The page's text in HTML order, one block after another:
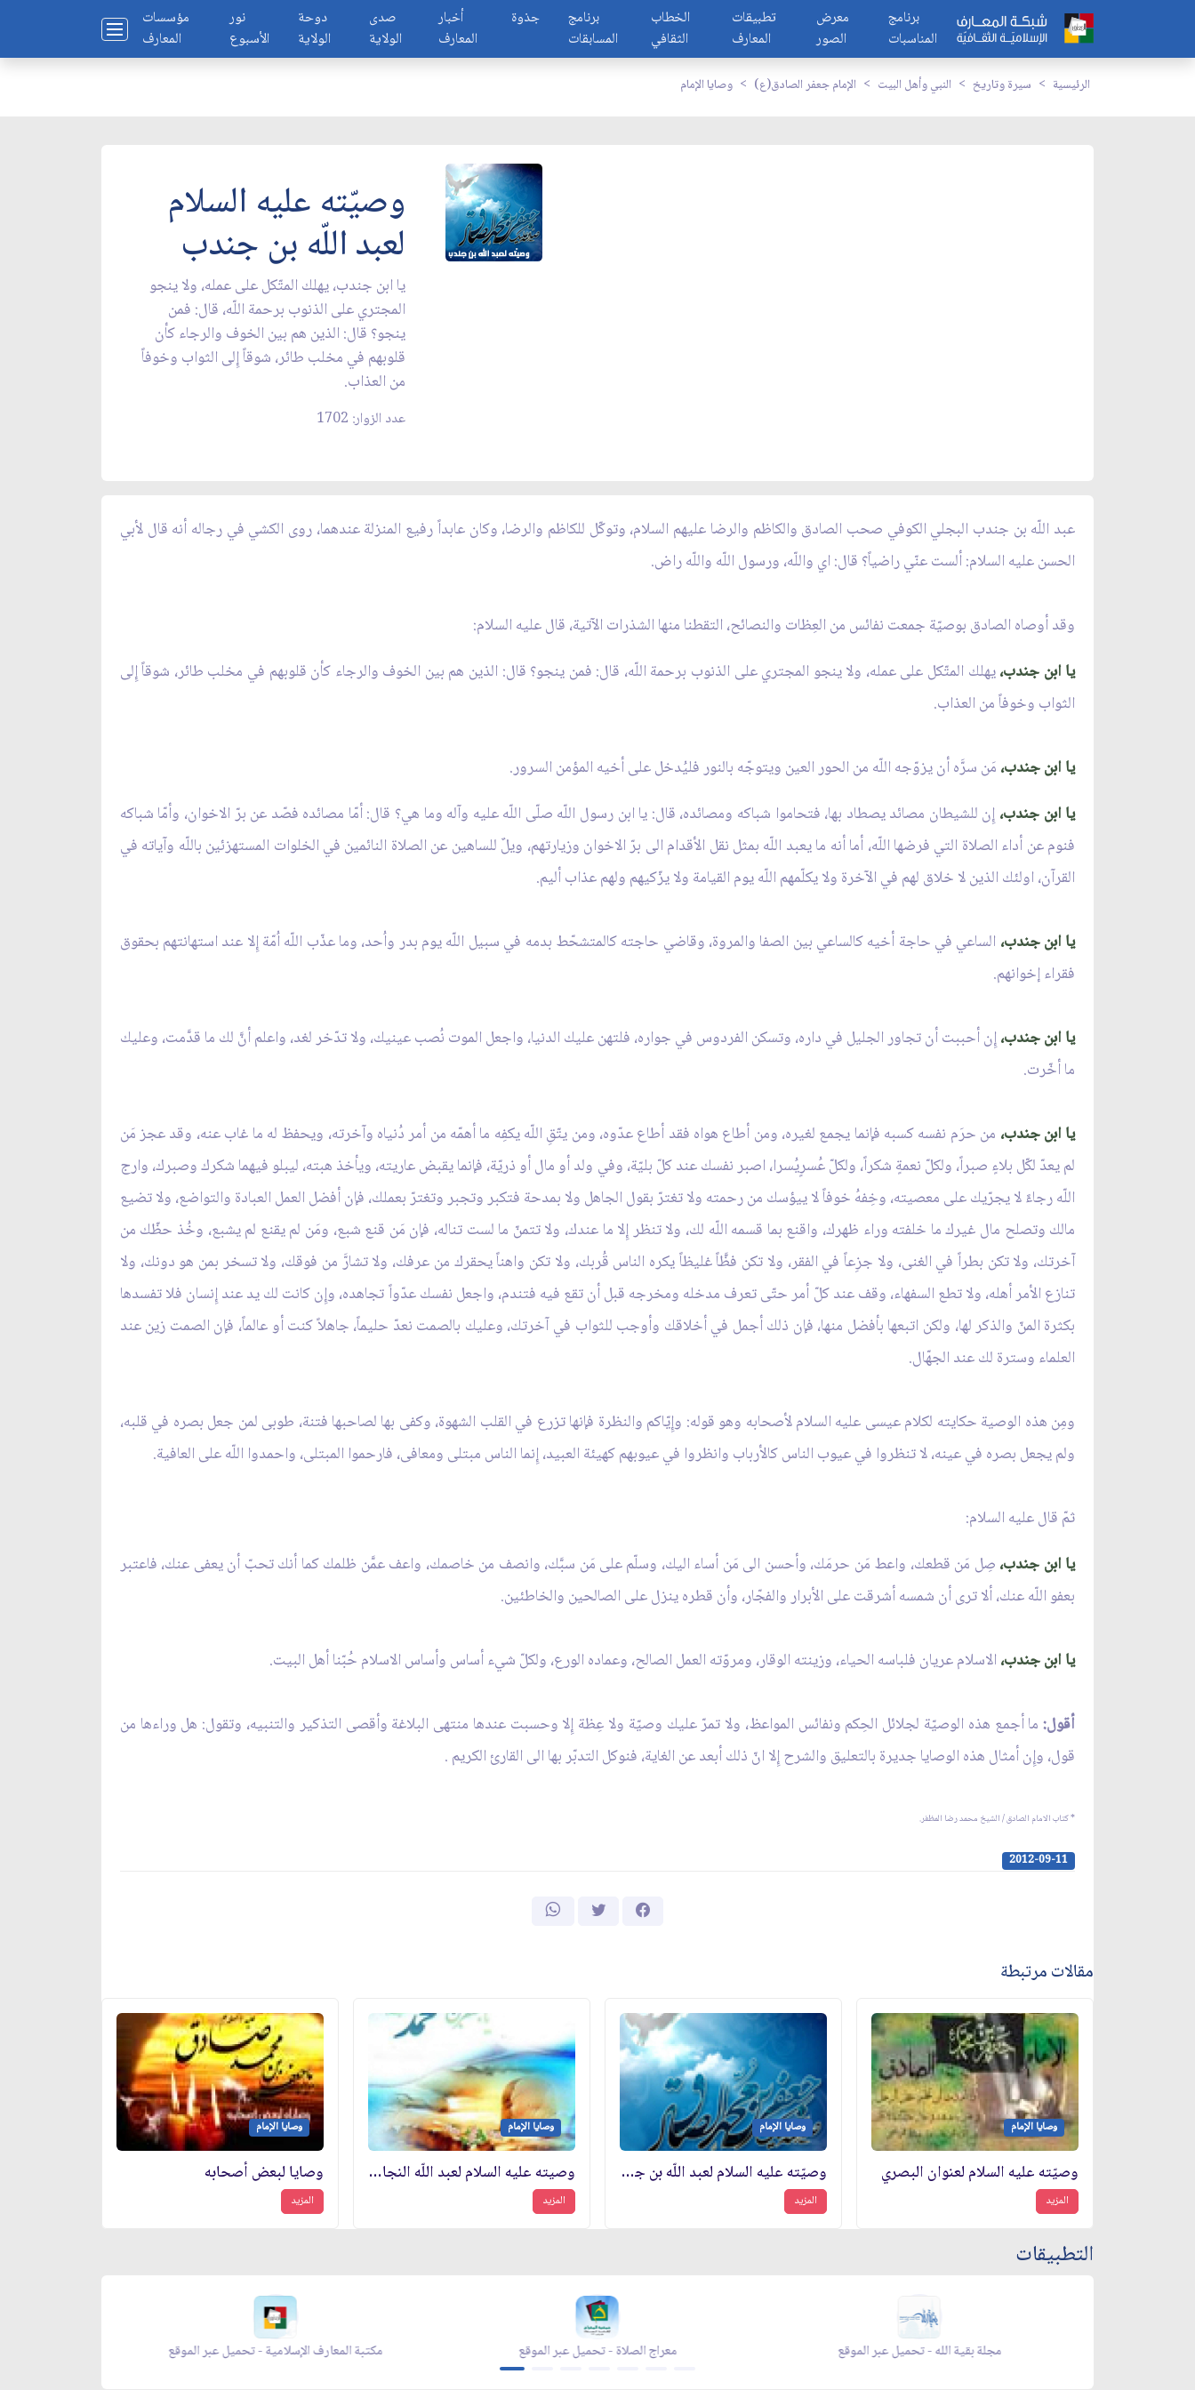
مؤسسات
المعارف
نور
الأسبوع
دوحة
الولاية
صدى
الولاية
أخبار
المعارف
جذوة
برنامج
المسابقات
الخطاب
الثقافي
تطبيقات
المعارف
معرض
الصور
برنامج
المناسبات
الرئيسية سيرة وتاريخ النبي وأهل البيت الإمام جعفر الصادق(ع) وصايا الإمام
وصيّته عليه السلام
لعبد اللّه بن جندب
يا ابن جندب، يهلك المتّكل على عمله، ولا ينجو
المجتري على الذنوب برحمة اللّه، قال: فمن
ينجو؟ قال: الذين هم بين الخوف والرجاء كأن
قلوبهم في مخلب طائر، شوقاً إِلى الثواب وخوفاً
من العذاب.
عدد الزوار: 1702
عبد اللّه بن جندب البجلي الكوفي صحب الصادق والكاظم والرضا عليهم السلام، وتوكّل للكاظم والرضا، وكان عابداً رفيع المنزلة عندهما، روى الكشي في رجاله أنه قال لأبي
الحسن عليه السلام: ألست عنّي راضياً؟ قال: اي واللّه، ورسول اللّه واللّه راض.
وقد أوصاه الصادق بوصيّة جمعت نفائس من العِظات والنصائح، التقطنا منها الشذرات الآتية، قال عليه السلام:
يا ابن جندب،يهلك المتّكل على عمله، ولا ينجو المجتري على الذنوب برحمة اللّه، قال: فمن ينجو؟ قال: الذين هم بين الخوف والرجاء كأن قلوبهم في مخلب طائر، شوقاً إِلى
الثواب وخوفاً من العذاب.
يا ابن جندب، مَن سرَّه أن يزوّجه اللّه من الحور العين ويتوجّه بالنور فليُدخل على أخيه المؤمن السرور.
يا ابن جندب، إِن للشيطان مصائد يصطاد بها، فتحاموا شباكه ومصائده، قال: يا ابن رسول اللّه صلّى اللّه عليه وآله وما هي؟ قال: أمّا مصائده فصّد عن برّ الاخوان، وأمّا شباكه
فنوم عن أداء الصلاة التي فرضها اللّه، أما أنه ما يعبد اللّه بمثل نقل الأقدام الى برّ الاخوان وزيارتهم، ويلٌ للساهين عن الصلاة النائمين في الخلوات المستهزئين باللّه وآياته في
القرآن، اولئك الذين لا خلاق لهم في الآخرة ولا يكلّمهم اللّه يوم القيامة ولا يزّكيهم ولهم عذاب أليم.
يا ابن جندب، الساعي في حاجة أخيه كالساعي بين الصفا والمروة، وقاضي حاجته كالمتشحّط بدمه في سبيل اللّه يوم بدر واُحد، وما عذّب اللّه اُمّة إِلا عند استهانتهم بحقوق
فقراء إخوانهم.
يا ابن جندب،إِن أحببت أن تجاور الجليل في داره، وتسكن الفردوس في جواره، فلتهن عليك الدنيا، واجعل الموت نُصب عينيك، ولا تدّخر لغد، واعلم أنَّ لك ما قدَّمت، وعليك
ما أخّرت.
يا ابن جندب، من حرَم نفسه كسبه فإنما يجمع لغيره، ومن أطاع هواه فقد أطاع عدّوه، ومن يتّقِ اللّه يكفِه ما أهمّه من أمر دُنياه وآخرته، ويحفظ له ما غاب عنه، وقد عجز مَن
لم يعدّ لكّل بلاءٍ صبراً، ولكلّ نعمةٍ شكراً، ولكلّ عُسرٍيُسرا، اصبر نفسك عند كلّ بليّة، وفي ولد أو مال أو ذريّة، فإنما يقبض عاريته، ويأخذ هبته، ليبلو فيهما شكرك وصبرك، وارج
اللّه رجاءً لا يجرّيك على معصيته، وخِفهُ خوفاً لا ييؤسك من رحمته ولا تغترّ بقول الجاهل ولا بمدحة فتكبر وتجبر وتغترّ بعملك، فإن أفضل العمل العبادة والتواضع، ولا تضيع
مالك وتصلح مال غيرك ما خلفته وراء ظهرك، واقنع بما قسمه اللّه لك، ولا تنظر إِلا ما عندك، ولا تتمنّ ما لست تناله، فإن مَن قنع شبع، ومَن لم يقنع لم يشبع، وخُذ حظّك من
آخرتك، ولا تكن بطراً في الغنى، ولا جزِعاً في الفقر، ولا تكن فظَّاً غليظاً يكره الناس قُربك، ولا تكن واهناً يحقرك من عرفك، ولا تشارَّ من فوقك، ولا تسخر بمن هو دونك، ولا
تنازع الأمر أهله، ولا تطع السفهاء، وقف عند كلّ أمر حتّى تعرف مدخله ومخرجه قبل أن تقع فيه فتندم، واجعل نفسك عدّواً تجاهده، وإِن كانت لك يد عند إِنسان فلا تفسدها
بكثرة المنّ والذكر لها، ولكن اتبعها بأفضل منها، فإن ذلك أجمل في أخلاقك وأوجب للثواب في آخرتك، وعليك بالصمت نعدّ حليماً، جاهلاً كنت أو عالماً، فإن الصمت زين عند
العلماء وسترة لك عند الجهّال.
ومِن هذه الوصية حكايته لكلام عيسى عليه السلام لأصحابه وهو قوله: وإِيّاكم والنظرة فإنها تزرع في القلب الشهوة، وكفى بها لصاحبها فتنة، طوبى لمن جعل بصره في قلبه،
ولم يجعل بصره في عينه، لا تنظروا في عيوب الناس كالأرباب وانظروا في عيوبهم كهيئة العبيد، إِنما الناس مبتلى ومعافى، فارحموا المبتلى، واحمدوا اللّه على العافية.
ثمّ قال عليه السلام:
يا ابن جندب، صِل مَن قطعك، واعط مَن حرمَك، وأحسن الى مَن أساء اليك، وسلّم على مَن سبَّك، وانصف من خاصمك، واعف عمَّن ظلمك كما أنك تحبّ أن يعفى عنك، فاعتبر
بعفو اللّه عنك، ألا ترى أن شمسه أشرقت على الأبرار والفجّار، وأن قطره ينزل على الصالحين والخاطئين.
يا ابن جندب، الاسلام عريان فلباسه الحياء، وزينته الوقار، ومروّته العمل الصالح، وعماده الورع، ولكلّ شيء أساس وأساس الاسلام حُبّنا أهل البيت.
أقول:ما أجمع هذه الوصيّة لجلائل الحِكم ونفائس المواعظ، ولا تمرّ عليك وصيّة ولا عِظة إِلا وحسبت عندها منتهى البلاغة وأقصى التذكير والتنبيه، وتقول: هل وراءها من
قول، وإِن أمثال هذه الوصايا جديرة بالتعليق والشرح إِلا انّ ذلك أبعد عن الغاية، فنوكل التدبّر بها الى القارئ الكريم .
* كتاب الامام الصادق / الشيخ محمد رضا المظفر.
2012-09-11
مقالات مرتبطة
وصايا الإمام
وصيّته عليه السلام لعنوان البصري
المزيد
وصايا الإمام
وصيّته عليه السلام لعبد اللّه بن جندب
المزيد
وصايا الإمام
وصيته عليه السلام لعبد اللّه النجاشي
المزيد
وصايا الإمام
وصايا لبعض أصحابه
المزيد
التطبيقات
معراج الصلاة - تحميل عبر الموقع مجلة بقية الله - تحميل عبر الموقع زاد شهر رمضان - تحميل عبر الموقع